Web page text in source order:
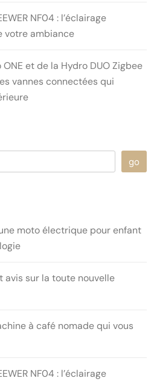
NF04 : l’éclairage
votre ambiance
ONE et de la Hydro DUO Zigbee
vannes connectées qui
go
une moto électrique pour enfant
avis sur la toute nouvelle
à café nomade qui vous
NF04 : l’éclairage